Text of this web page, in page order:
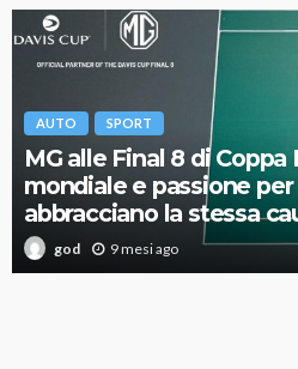
AUTO SPORT
MG alle Final 8 di
mondiale e passione
abbracciano la stessa
god 9 mesi ago